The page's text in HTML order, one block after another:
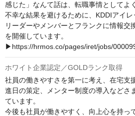
感じた」なんて話は、転職事情としてよ
不幸な結果を避けるために、KDDIアイ
リーダーやメンバーとフランクに情報交
を開催しています。
▶︎https://hrmos.co/pages/iret/jobs/
ホワイト企業認定／GOLDランク取得
社員の働きやすさを第一に考え、在宅支
進日の策定、メンター制度の導入などさ
ています。
今後も社員が働きやすく、向上心を持っ